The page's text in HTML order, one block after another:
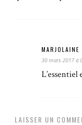
MARJOLAINE
30 mars 2017 à
L’essentiel
LAISSER UN